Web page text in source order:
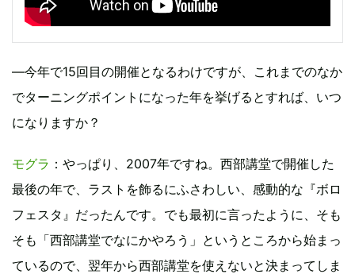
―今年で15回目の開催となるわけですが、これまでのなか
でターニングポイントになった年を挙げるとすれば、いつ
になりますか？
モグラ ：やっぱり、2007年ですね。西部講堂で開催した
最後の年で、ラストを飾るにふさわしい、感動的な『ボロ
フェスタ』だったんです。でも最初に言ったように、そも
そも「西部講堂でなにかやろう」というところから始まっ
ているので、翌年から西部講堂を使えないと決まってしま